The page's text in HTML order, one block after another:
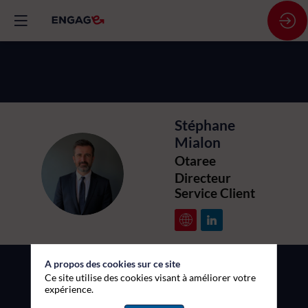
SM
Stéphane
Mialon
Otaree
Directeur
Service Client
Description
A propos des cookies sur ce site
Ce site utilise des cookies visant à améliorer votre
expérience.